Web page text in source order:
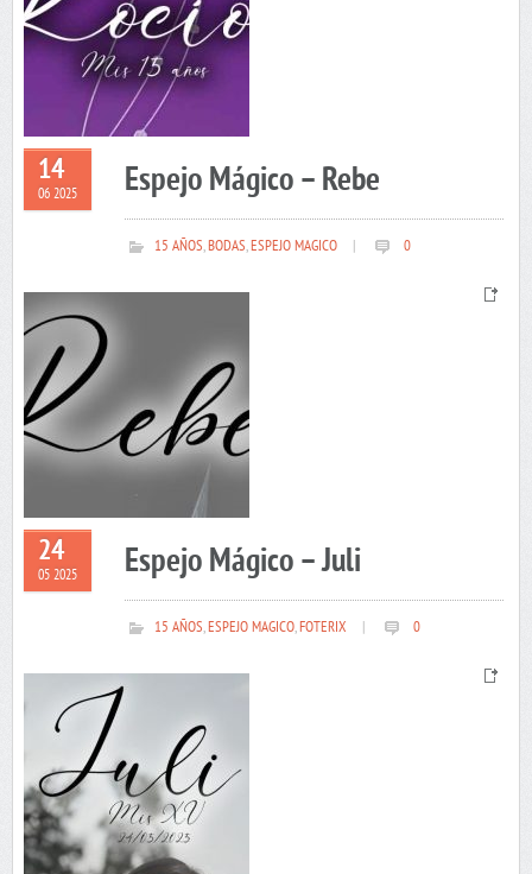
14
06 2025 Espejo Mágico – Rebe
15 AÑOS,BODAS,ESPEJO MAGICO 0
24
05 2025 Espejo Mágico – Juli
15 AÑOS,ESPEJO MAGICO,FOTERIX 0